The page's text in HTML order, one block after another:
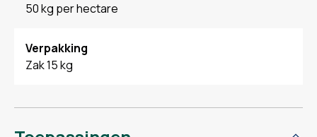
50 kg per hectare
Verpakking
Zak 15 kg